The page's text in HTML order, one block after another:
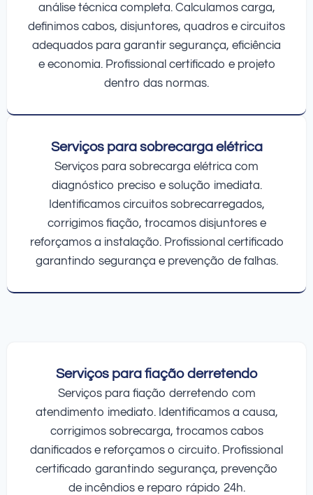
análise técnica completa. Calculamos carga,
definimos cabos, disjuntores, quadros e circuitos
adequados para garantir segurança, eficiência
e economia. Profissional certificado e projeto
dentro das normas.
Serviços para sobrecarga elétrica
Serviços para sobrecarga elétrica com
diagnóstico preciso e solução imediata.
Identificamos circuitos sobrecarregados,
corrigimos fiação, trocamos disjuntores e
reforçamos a instalação. Profissional certificado
garantindo segurança e prevenção de falhas.
Serviços para fiação derretendo
Serviços para fiação derretendo com
atendimento imediato. Identificamos a causa,
corrigimos sobrecarga, trocamos cabos
danificados e reforçamos o circuito. Profissional
certificado garantindo segurança, prevenção
de incêndios e reparo rápido 24h.